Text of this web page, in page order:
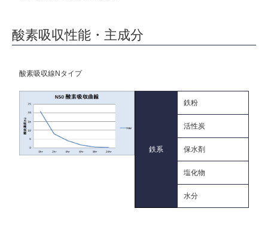
酸素吸収性能・主成分
酸素吸収線 Nタイプ
鉄系
鉄粉
活性炭
保水剤
塩化物
水分